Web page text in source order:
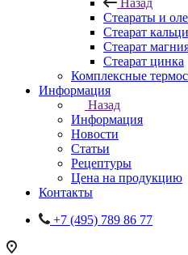
Назад
Стеараты и
Стеарат
Стеарат
Стеарат цинка
Комплексные
Информация
Назад
Информация
Новости
Статьи
Рецептуры
Цена на продукцию
Контакты
+7 (495) 789 86 77